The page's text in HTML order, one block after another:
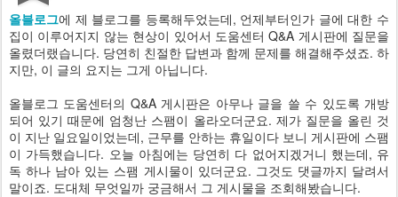
올블로그에 제 블로그를 등록해두었는데, 언제부터인가 글에 대한 수
집이 이루어지지 않는 현상이 있어서 도움센터 Q&A 게시판에 질문을
올렸더랬습니다. 당연히 친절한 답변과 함께 문제를 해결해주셨죠. 하
지만, 이 글의 요지는 그게 아닙니다.
올블로그 도움센터의 Q&A 게시판은 아무나 글을 쓸 수 있도록 개방
되어 있기 때문에 엄청난 스팸이 올라오더군요. 제가 질문을 올린 것
이 지난 일요일이었는데, 근무를 안하는 휴일이다 보니 게시판에 스팸
이 가득했습니다. 오늘 아침에는 당연히 다 없어지겠거니 했는데, 유
독 하나 남아 있는 스팸 게시물이 있더군요. 그것도 댓글까지 달려서
말이죠. 도대체 무엇일까 궁금해서 그 게시물을 조회해봤습니다.